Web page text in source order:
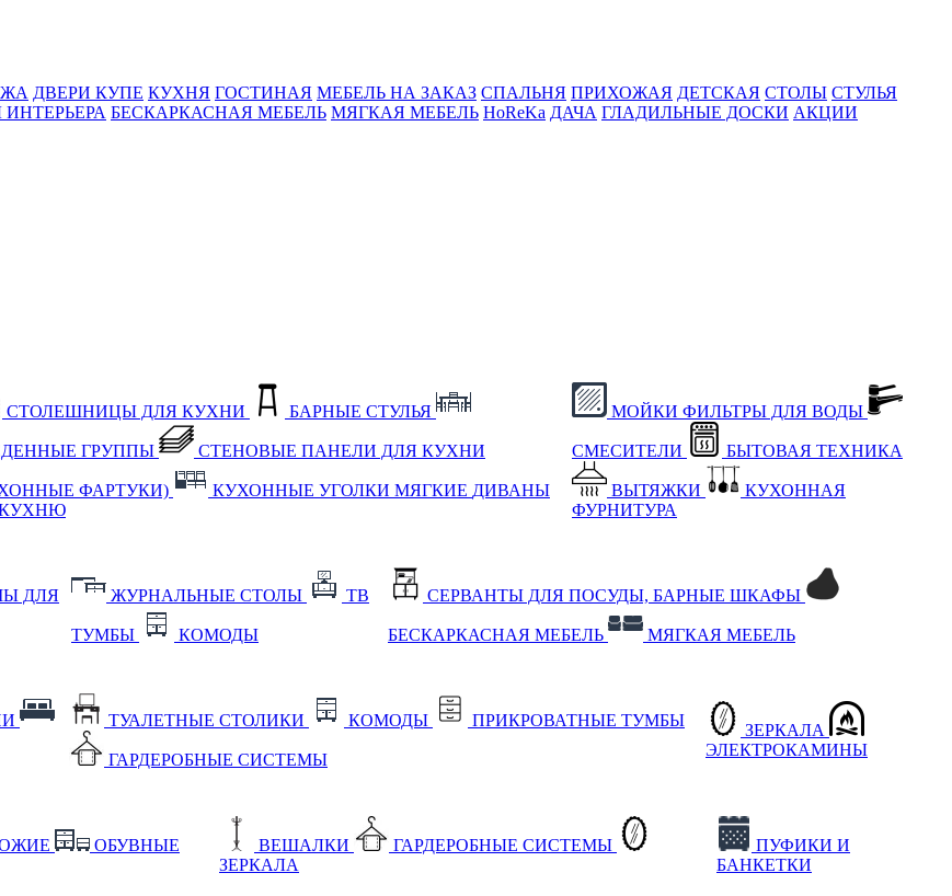
ДВЕРИ КУПЕ КУХНЯ ГОСТИНАЯ МЕБЕЛЬ НА ЗАКАЗ СПАЛЬНЯ ПРИХОЖАЯ ДЕТСКАЯ СТОЛЫ СТУЛЬЯ
БЕСКАРКАСНАЯ МЕБЕЛЬ МЯГКАЯ МЕБЕЛЬ HoReKa ДАЧА ГЛАДИЛЬНЫЕ ДОСКИ АКЦИИ
СТОЛЕШНИЦЫ ДЛЯ КУХНИ БАРНЫЕ СТУЛЬЯ
ГРУППЫ СТЕНОВЫЕ ПАНЕЛИ ДЛЯ КУХНИ
ФАРТУКИ) КУХОННЫЕ УГОЛКИ МЯГКИЕ ДИВАНЫ
МОЙКИ ФИЛЬТРЫ ДЛЯ ВОДЫ
СМЕСИТЕЛИ БЫТОВАЯ ТЕХНИКА
ВЫТЯЖКИ
КУХОННАЯ
ФУРНИТУРА
ДЛЯ ЖУРНАЛЬНЫЕ СТОЛЫ ТВ
ТУМБЫ КОМОДЫ
СЕРВАНТЫ ДЛЯ ПОСУДЫ, БАРНЫЕ ШКАФЫ
БЕСКАРКАСНАЯ МЕБЕЛЬ МЯГКАЯ МЕБЕЛЬ
ТУАЛЕТНЫЕ СТОЛИКИ КОМОДЫ ПРИКРОВАТНЫЕ ТУМБЫ
ГАРДЕРОБНЫЕ СИСТЕМЫ
ЗЕРКАЛА
ЭЛЕКТРОКАМИНЫ
ОБУВНЫЕ
ВЕШАЛКИ
ГАРДЕРОБНЫЕ СИСТЕМЫ
ЗЕРКАЛА
ПУФИКИ И
БАНКЕТКИ